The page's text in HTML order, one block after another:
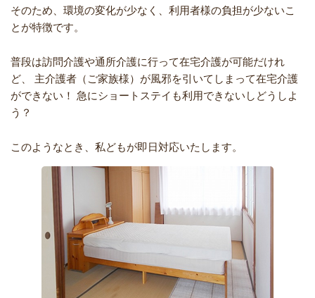
そのため、環境の変化が少なく、利用者様の負担が少ないこ
とが特徴です。
普段は訪問介護や通所介護に行って在宅介護が可能だけれ
ど、
主介護者（ご家族様）が風邪を引いてしまって在宅介護
ができない！ 急にショートステイも利用できないしどうしよ
う？
このようなとき、私どもが即日対応いたします。